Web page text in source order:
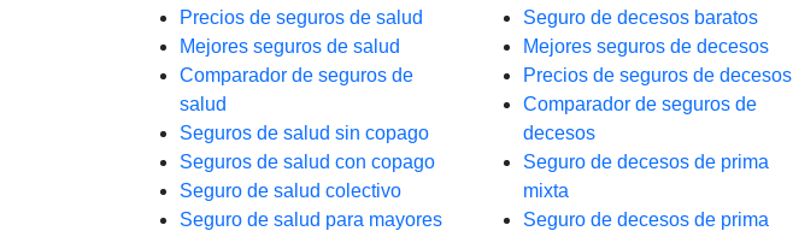
Precios de seguros de salud
Mejores seguros de salud
Comparador de seguros de
salud
Seguros de salud sin copago
Seguros de salud con copago
Seguro de salud colectivo
Seguro de salud para mayores
Seguro de decesos baratos
Mejores seguros de decesos
Precios de seguros de decesos
Comparador de seguros de
decesos
Seguro de decesos de prima
mixta
Seguro de decesos de prima